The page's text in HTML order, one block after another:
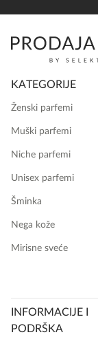
KATEGORIJE
Ženski parfemi
Muški parfemi
Niche parfemi
Unisex parfemi
Šminka
Nega kože
Mirisne sveće
INFORMACIJE I
PODRŠKA